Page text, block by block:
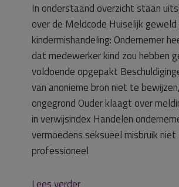
In onderstaand overzicht staan
over de Meldcode Huiselijk geweld
kindermishandeling: Ondernemer
dat medewerker kind zou hebben
voldoende opgepakt
van anonieme bron niet te
ongegrond Ouder klaagt over
in verwijsindex Handelen
vermoedens seksueel misbruik niet
professioneel